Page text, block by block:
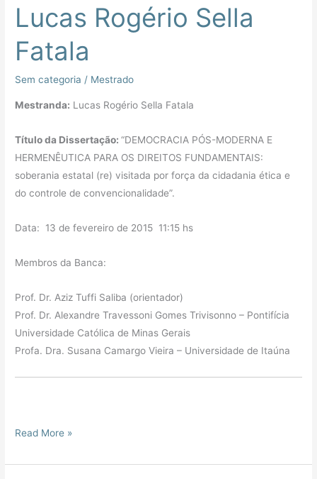
Lucas Rogério Sella
Fatala
Sem categoria / Mestrado
Mestranda: Lucas Rogério Sella Fatala
Título da Dissertação:“DEMOCRACIA PÓS-MODERNA E
HERMENÊUTICA PARA OS DIREITOS FUNDAMENTAIS:
soberania estatal (re) visitada por força da cidadania ética e
do controle de convencionalidade”.
Data: 13 de fevereiro de 2015 11:15 hs
Membros da Banca:
Prof. Dr. Aziz Tuffi Saliba (orientador)
Prof. Dr. Alexandre Travessoni Gomes Trivisonno – Pontifícia
Universidade Católica de Minas Gerais
Profa. Dra. Susana Camargo Vieira – Universidade de Itaúna
Lucas
Rogério
Sella
Fatala
Read More »